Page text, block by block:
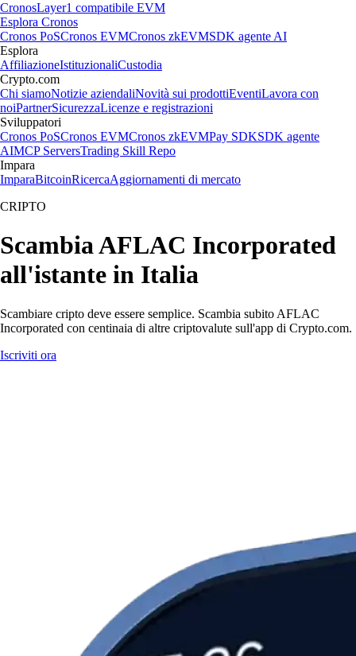
CronosLayer1 compatibile EVM
Esplora Cronos
Cronos PoSCronos EVMCronos zkEVMSDK agente AI
Esplora
AffiliazioneIstituzionaliCustodia
Crypto.com
Chi siamoNotizie aziendaliNovità sui prodottiEventiLavora con
noiPartnerSicurezzaLicenze e registrazioni
Sviluppatori
Cronos PoSCronos EVMCronos zkEVMPay SDKSDK agente
AIMCP ServersTrading Skill Repo
Impara
ImparaBitcoinRicercaAggiornamenti di mercato
CRIPTO
Scambia AFLAC Incorporated
all'istante in Italia
Scambiare cripto deve essere semplice. Scambia subito AFLAC
Incorporated con centinaia di altre criptovalute sull'app di Crypto.com.
Iscriviti ora